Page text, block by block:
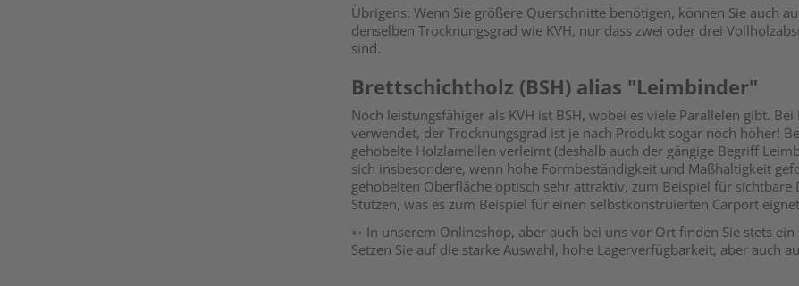
Übrigens: Wenn Sie größere Querschnitte benötigen, können Sie auch
denselben Trocknungsgrad wie KVH, nur dass zwei oder drei
sind.
Brettschichtholz (BSH) alias "Leimbinder"
Noch leistungsfähiger als KVH ist BSH, wobei es viele Parallelen gibt.
verwendet, der Trocknungsgrad ist je nach Produkt sogar noch höher!
gehobelte Holzlamellen verleimt (deshalb auch der gängige Begriff
sich insbesondere, wenn hohe Formbeständigkeit und Maßhaltigkeit
gehobelten Oberfläche optisch sehr attraktiv, zum Beispiel für
Stützen, was es zum Beispiel für einen selbstkonstruierten Carport
➳ In unserem Onlineshop, aber auch bei uns vor Ort finden Sie stets
Setzen Sie auf die starke Auswahl, hohe Lagerverfügbarkeit, aber auch